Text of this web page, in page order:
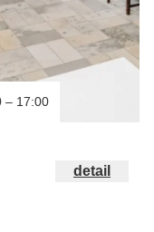
– 17:00
detail